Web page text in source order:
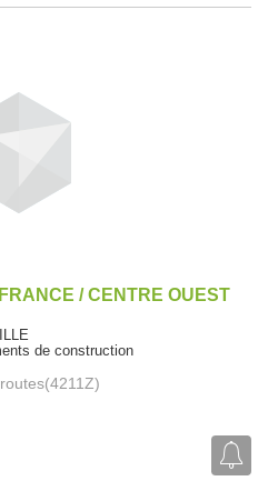
/ CENTRE OUEST
de construction